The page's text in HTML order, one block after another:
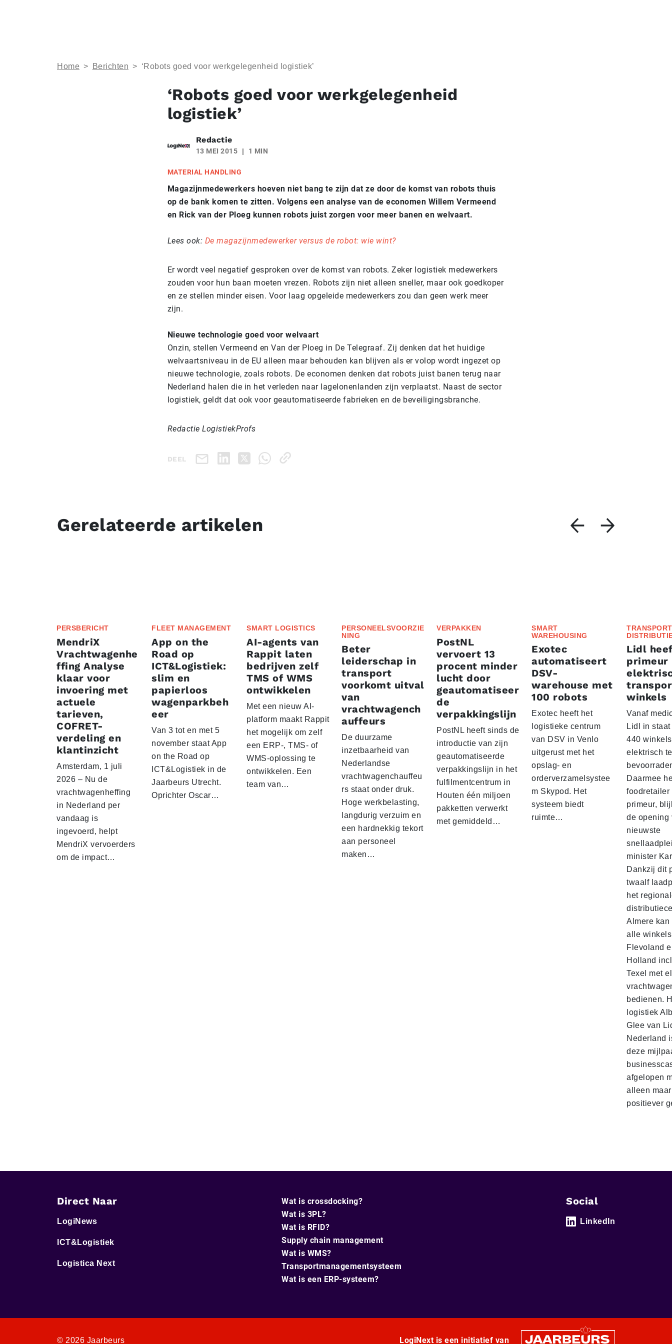
Home > Berichten > ‘Robots goed voor werkgelegenheid logistiek’
‘Robots goed voor werkgelegenheid
logistiek’
Redactie
13 MEI 2015 1 MIN
MATERIAL HANDLING
Magazijnmedewerkers hoeven niet bang te zijn dat ze door de komst van robots thuis
op de bank komen te zitten. Volgens een analyse van de economen Willem Vermeend
en Rick van der Ploeg kunnen robots juist zorgen voor meer banen en welvaart.
Lees ook: De magazijnmedewerker versus de robot: wie wint?
Er wordt veel negatief gesproken over de komst van robots. Zeker logistiek medewerkers
zouden voor hun baan moeten vrezen. Robots zijn niet alleen sneller, maar ook goedkoper
en ze stellen minder eisen. Voor laag opgeleide medewerkers zou dan geen werk meer
zijn.
Nieuwe technologie goed voor welvaart
Onzin, stellen Vermeend en Van der Ploeg in De Telegraaf. Zij denken dat het huidige
welvaartsniveau in de EU alleen maar behouden kan blijven als er volop wordt ingezet op
nieuwe technologie, zoals robots. De economen denken dat robots juist banen terug naar
Nederland halen die in het verleden naar lagelonenlanden zijn verplaatst. Naast de sector
logistiek, geldt dat ook voor geautomatiseerde fabrieken en de beveiligingsbranche.
Redactie LogistiekProfs
DEEL
Gerelateerde artikelen
PERSBERICHT
MendriX
Vrachtwagenhe
ffing Analyse
klaar voor
invoering met
actuele
tarieven,
COFRET-
verdeling en
klantinzicht
Amsterdam, 1 juli
2026 – Nu de
vrachtwagenheffing
in Nederland per
vandaag is
ingevoerd, helpt
MendriX vervoerders
om de impact…
FLEET MANAGEMENT
App on the
Road op
ICT&Logistiek:
slim en
papierloos
wagenparkbeh
eer
Van 3 tot en met 5
november staat App
on the Road op
ICT&Logistiek in de
Jaarbeurs Utrecht.
Oprichter Oscar…
SMART LOGISTICS
AI-agents van
Rappit laten
bedrijven zelf
TMS of WMS
ontwikkelen
Met een nieuw AI-
platform maakt Rappit
het mogelijk om zelf
een ERP-, TMS- of
WMS-oplossing te
ontwikkelen. Een
team van…
PERSONEELSVOORZIE
NING
Beter
leiderschap in
transport
voorkomt uitval
van
vrachtwagench
auffeurs
De duurzame
inzetbaarheid van
Nederlandse
vrachtwagenchauffeu
rs staat onder druk.
Hoge werkbelasting,
langdurig verzuim en
een hardnekkig tekort
aan personeel
maken…
VERPAKKEN
PostNL
vervoert 13
procent minder
lucht door
geautomatiseer
de
verpakkingslijn
PostNL heeft sinds de
introductie van zijn
geautomatiseerde
verpakkingslijn in het
fulfilmentcentrum in
Houten één miljoen
pakketten verwerkt
met gemiddeld…
SMART
WAREHOUSING
Exotec
automatiseert
DSV-
warehouse met
100 robots
Exotec heeft het
logistieke centrum
van DSV in Venlo
uitgerust met het
opslag- en
orderverzamelsystee
m Skypod. Het
systeem biedt
ruimte…
Lidl
primeur
winkels
Vanaf
Lidl in
440 winkels
elektrisch te
Daarmee
foodretailer
primeur,
de opening
nieuwste
minister
Dankzij dit
twaalf
het
Almere
alle
Flevoland
Holland
Texel met
bedienen.
logistiek
Glee van
Nederland
deze
afgelopen
alleen maar
positiever
Direct Naar
LogiNews
ICT&Logistiek
Logistica Next
Wat is crossdocking?
Wat is 3PL?
Wat is RFID?
Supply chain management
Wat is WMS?
Transportmanagementsysteem
Wat is een ERP-systeem?
Social
LinkedIn
© 2026 Jaarbeurs LogiNext is een initiatief van